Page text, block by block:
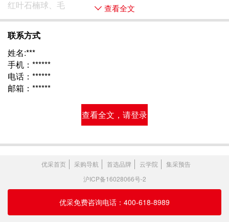
红叶石楠球、毛 查看全文
联系方式
姓名:***
手机：******
电话：******
邮箱：******
查看全文，请登录
优采首页 采购导航 首选品牌 云学院
集采预告
沪ICP备16028066号-2
优采免费咨询电话：400-618-8989